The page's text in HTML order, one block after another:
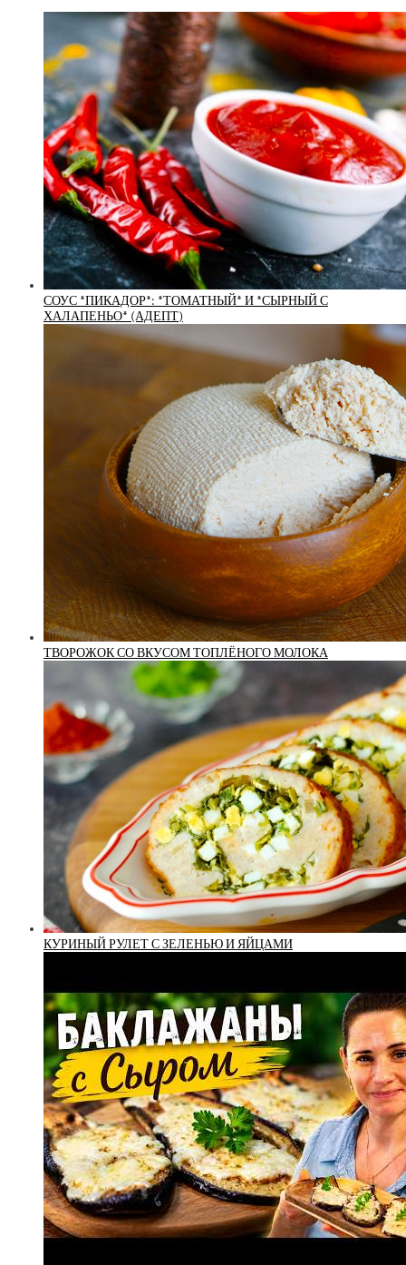
СОУС *ПИКАДОР*: *ТОМАТНЫЙ* И *СЫРНЫЙ С
ХАЛАПЕНЬО* (АДЕПТ)
ТВОРОЖОК СО ВКУСОМ ТОПЛЁНОГО МОЛОКА
КУРИНЫЙ РУЛЕТ С ЗЕЛЕНЬЮ И ЯЙЦАМИ